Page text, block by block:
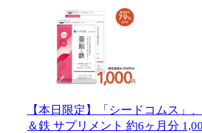
【本日限定】「シードコムス」
＆鉄 サプリメント 約6ヶ月分